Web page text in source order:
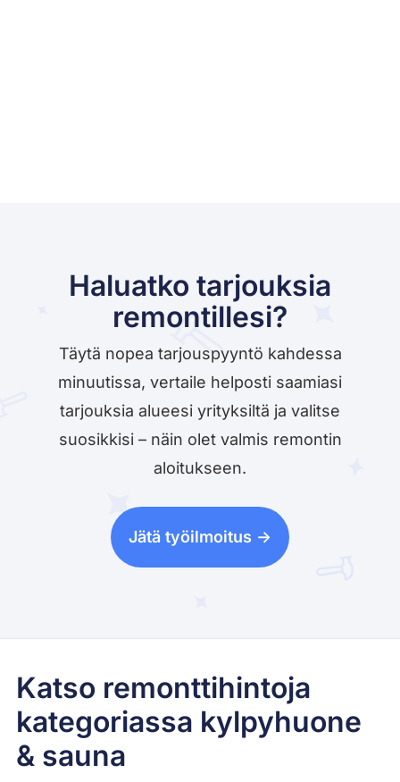
Haluatko tarjouksia
remontillesi?
Täytä nopea tarjouspyyntö kahdessa
minuutissa, vertaile helposti saamiasi
tarjouksia alueesi yrityksiltä ja valitse
suosikkisi – näin olet valmis remontin
aloitukseen.
Jätä työilmoitus ->
Katso remonttihintoja
kategoriassa kylpyhuone
& sauna